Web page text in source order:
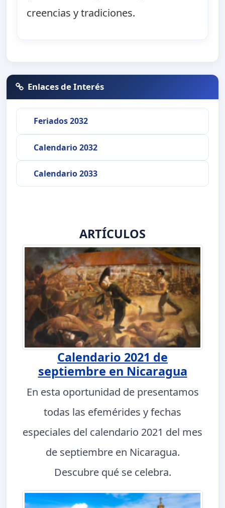
creencias y tradiciones.
Enlaces de Interés
Feriados 2032
Calendario 2032
Calendario 2033
ARTÍCULOS
Calendario 2021 de
septiembre en Nicaragua
En esta oportunidad de presentamos
todas las efemérides y fechas
especiales del calendario 2021 del mes
de septiembre en Nicaragua.
Descubre qué se celebra.